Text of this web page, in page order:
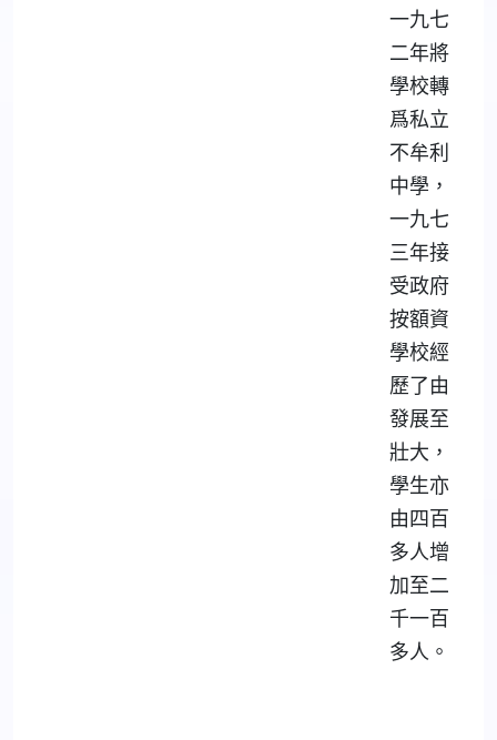
一九七
二年將
學校轉
爲私立
不牟利
中學，
一九七
三年接
受政府
按額資
學校經
歷了由
發展至
壯大，
學生亦
由四百
多人增
加至二
千一百
多人。